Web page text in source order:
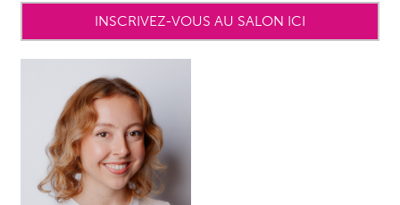
INSCRIVEZ-VOUS AU SALON ICI